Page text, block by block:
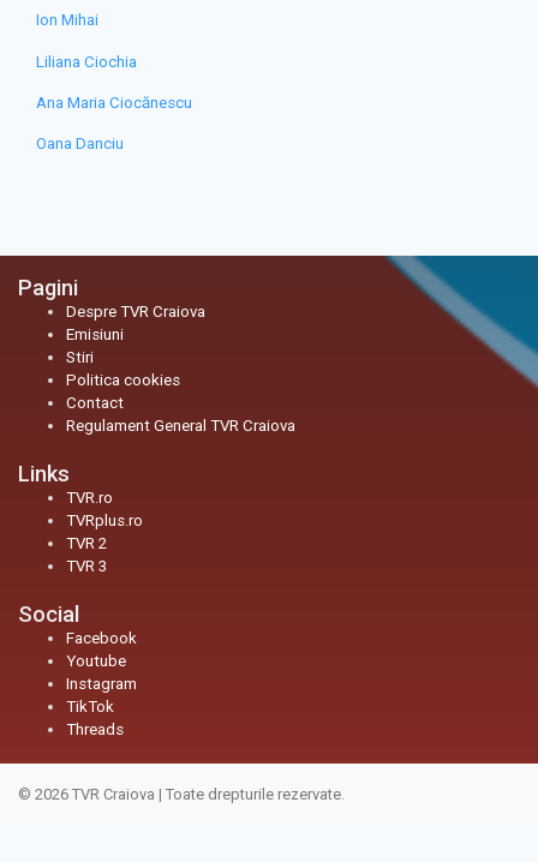
Ion Mihai
Liliana Ciochia
Ana Maria Ciocănescu
Oana Danciu
Pagini
Despre TVR Craiova
Emisiuni
Stiri
Politica cookies
Contact
Regulament General TVR Craiova
Links
TVR.ro
TVRplus.ro
TVR 2
TVR 3
Social
Facebook
Youtube
Instagram
TikTok
Threads
© 2026 TVR Craiova | Toate drepturile rezervate.